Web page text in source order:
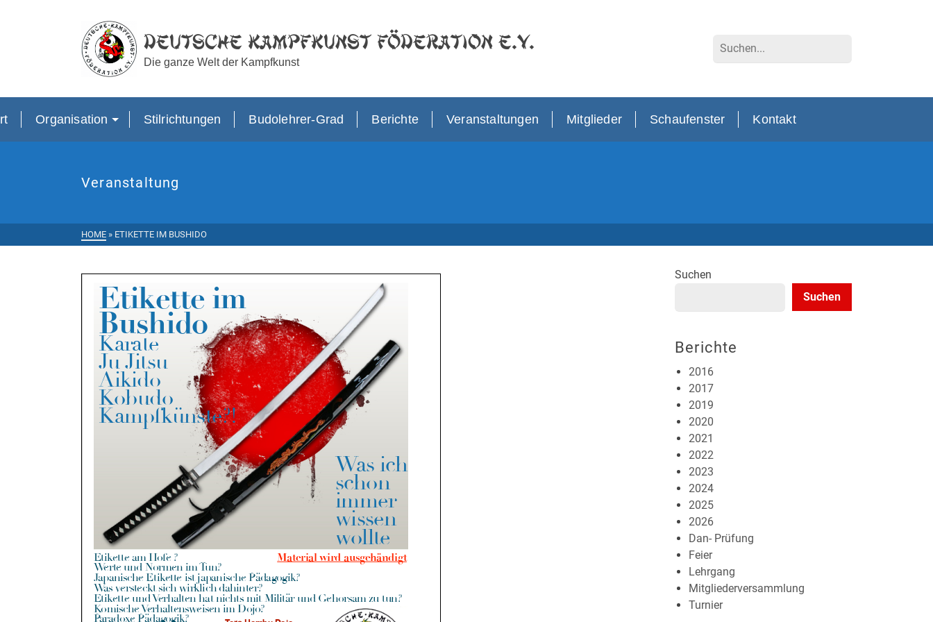
Deutsche Kampfkunst Föderation e.V.
Die ganze Welt der Kampfkunst
Suchen
Organisation Stilrichtungen Budolehrer-Grad Berichte Veranstaltungen Mitglieder Schaufenster Kontakt
Veranstaltung
HOME » ETIKETTE IM BUSHIDO
Suchen
Suchen
Berichte
2016
2017
2019
2020
2021
2022
2023
2024
2025
2026
Dan- Prüfung
Feier
Lehrgang
Mitgliederversammlung
Turnier